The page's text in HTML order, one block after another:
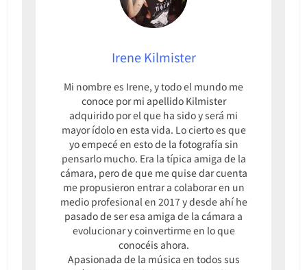
Irene Kilmister
Mi nombre es Irene, y todo el mundo me
conoce por mi apellido Kilmister
adquirido por el que ha sido y será mi
mayor ídolo en esta vida. Lo cierto es que
yo empecé en esto de la fotografía sin
pensarlo mucho. Era la típica amiga de la
cámara, pero de que me quise dar cuenta
me propusieron entrar a colaborar en un
medio profesional en 2017 y desde ahí he
pasado de ser esa amiga de la cámara a
evolucionar y coinvertirme en lo que
conocéis ahora.
Apasionada de la música en todos sus